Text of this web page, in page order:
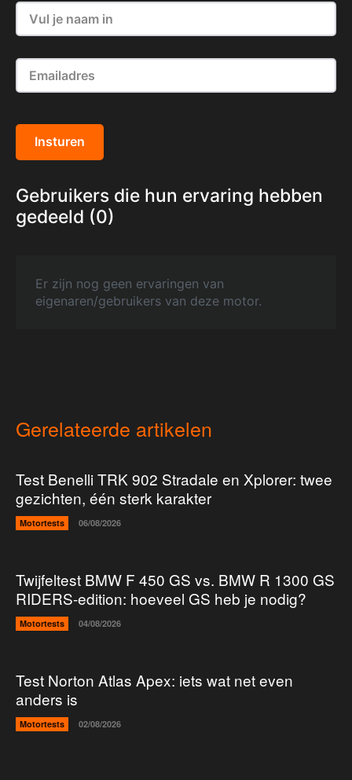
Insturen
Gebruikers die hun ervaring hebben
gedeeld (0)
Er zijn nog geen ervaringen van
eigenaren/gebruikers van deze motor.
Gerelateerde artikelen
Test Benelli TRK 902 Stradale en Xplorer: twee
gezichten, één sterk karakter
Motortests 06/08/2026
Twijfeltest BMW F 450 GS vs. BMW R 1300 GS
RIDERS-edition: hoeveel GS heb je nodig?
Motortests 04/08/2026
Test Norton Atlas Apex: iets wat net even
anders is
Motortests 02/08/2026